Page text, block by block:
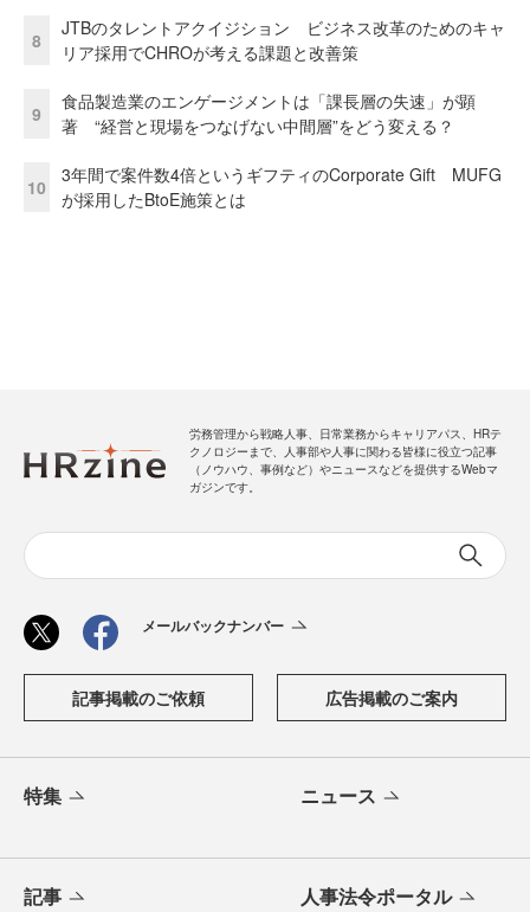
8
JTBのタレントアクイジション ビジネス改革のためのキャ
リア採用でCHROが考える課題と改善策
9
食品製造業のエンゲージメントは「課長層の失速」が顕
著 “経営と現場をつなげない中間層”をどう変える？
10
3年間で案件数4倍というギフティのCorporate Gift MUFG
が採用したBtoE施策とは
労務管理から戦略人事、日常業務からキャリアパス、HRテ
クノロジーまで、人事部や人事に関わる皆様に役立つ記事
（ノウハウ、事例など）やニュースなどを提供するWebマ
ガジンです。
メールバックナンバー
記事掲載のご依頼 広告掲載のご案内
特集 ニュース
記事 人事法令ポータル